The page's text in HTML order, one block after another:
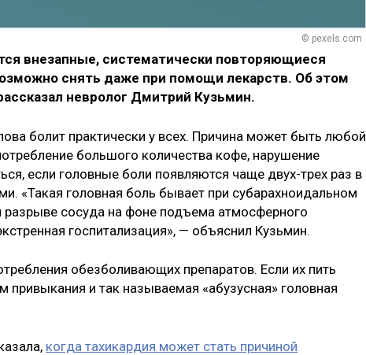
© pexels.com
внезапные, систематически повторяющиеся
снять даже при помощи лекарств. Об этом
невролог Дмитрий Кузьмин.
болит практически у всех. Причина может быть любой
большого количества кофе, нарушение
если головные боли появляются чаще двух-трех раз в
«Такая головная боль бывает при субарахноидальном
разрыве сосуда на фоне подъема атмосферного
госпитализация», — объяснил Кузьмин.
обезболивающих препаратов. Если их пить
привыкания и так называемая «абузусная» головная
когда тахикардия может стать причиной